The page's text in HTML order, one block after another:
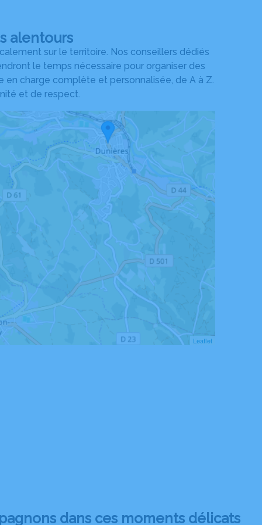
alentours
sur le territoire. Nos conseillers dédiés
le temps nécessaire pour organiser des
charge complète et personnalisée, de A à Z.
et de respect.
Leaflet
dans ces moments délicats